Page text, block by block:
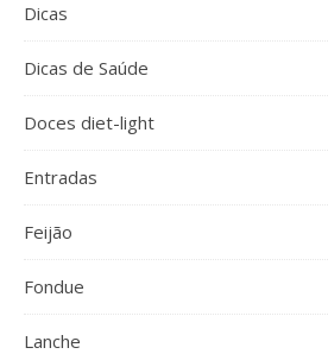
Dicas
Dicas de Saúde
Doces diet-light
Entradas
Feijão
Fondue
Lanche